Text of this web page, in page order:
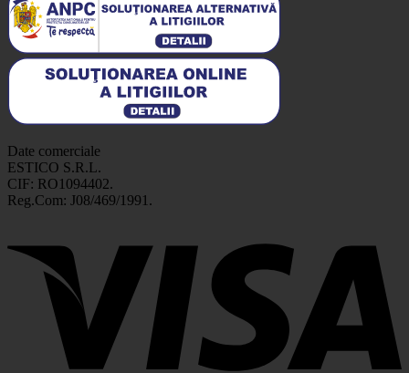
Date comerciale
ESTICO S.R.L.
CIF: RO1094402.
Reg.Com: J08/469/1991.